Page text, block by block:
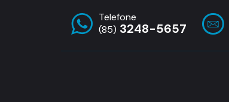
Telefone
(85) 3248-5657